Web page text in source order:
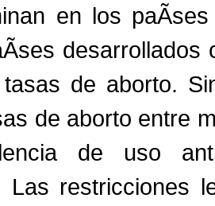
en los
de aborto.
de aborto entre
de uso
Las restricciones